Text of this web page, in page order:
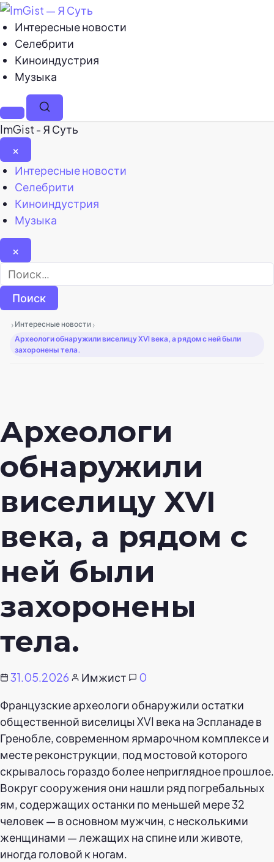
Интересные новости
Селебрити
Киноиндустрия
Музыка
МенюПоиск
ImGist - Я Суть
×
Закрыть
меню
Интересные новости
Селебрити
Киноиндустрия
Музыка
×
Найти:
› Интересные новости ›
Археологи обнаружили виселицу XVI века, а рядом с ней были
захоронены тела.
Археологи
обнаружили
виселицу XVI
века, а рядом с
ней были
захоронены
тела.
31.05.2026 Имжист
0
Французские археологи обнаружили остатки
общественной виселицы XVI века на Эспланаде в
Гренобле, современном ярмарочном комплексе и
месте реконструкции, под мостовой которого
скрывалось гораздо более неприглядное прошлое.
Вокруг сооружения они нашли ряд погребальных
ям, содержащих останки по меньшей мере 32
человек — в основном мужчин, с несколькими
женщинами — лежащих на спине или животе,
иногда головой к ногам.